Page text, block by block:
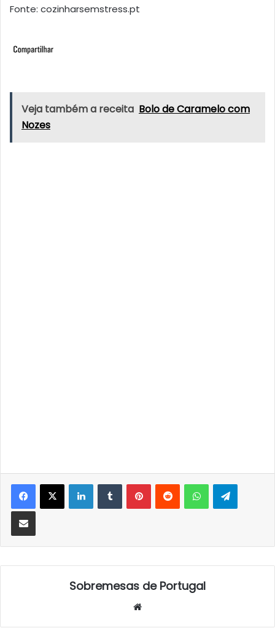
Fonte: cozinharsemstress.pt
Veja também a receita Bolo de Caramelo com
Nozes
LinkedInTumblrPinterestReddit WhatsApp
Partilhar Via Email
Sobremesas de Portugal